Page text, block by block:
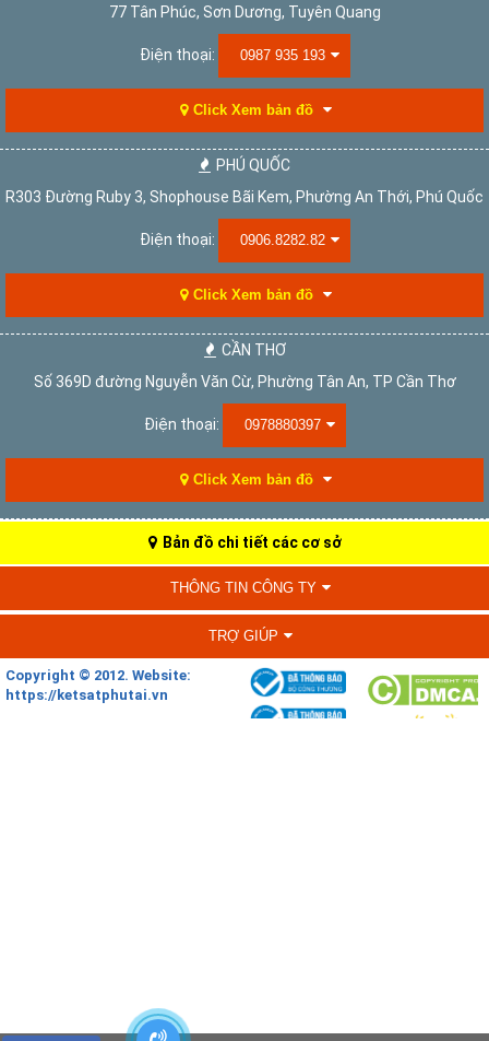
77 Tân Phúc, Sơn Dương, Tuyên Quang
Điện thoại: 0987 935 193
Click Xem bản đồ
PHÚ QUỐC
R303 Đường Ruby 3, Shophouse Bãi Kem, Phường An Thới, Phú Quốc
Điện thoại: 0906.8282.82
Click Xem bản đồ
CẦN THƠ
Số 369D đường Nguyễn Văn Cừ, Phường Tân An, TP Cần Thơ
Điện thoại: 0978880397
Click Xem bản đồ
Bản đồ chi tiết các cơ sở
THÔNG TIN CÔNG TY
TRỢ GIÚP
Copyright © 2012. Website:
https://ketsatphutai.vn